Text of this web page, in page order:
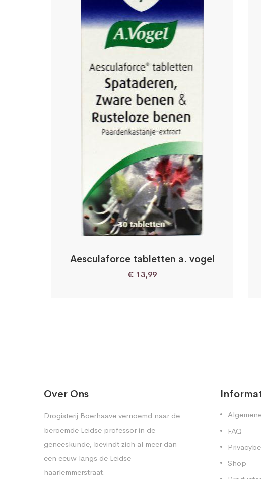
Aesculaforce tabletten a. vogel
€ 13,99
Over Ons
Drogisterij Boerhaave vernoemd naar de
beroemde Leidse professor in de
geneeskunde, bevindt zich al meer dan
een eeuw langs de Leidse
haarlemmerstraat.
FAQ
Shop